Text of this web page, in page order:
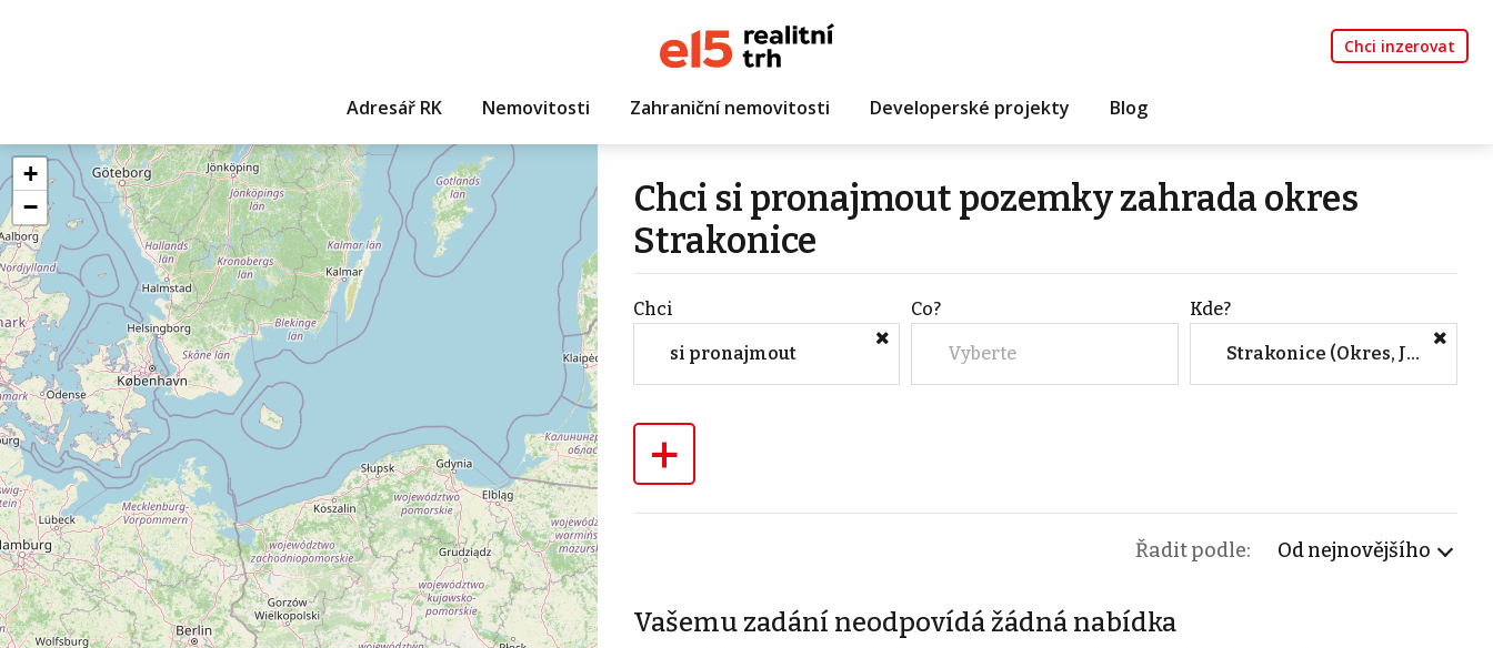
Chci inzerovat
Adresář RK Nemovitosti Zahraniční nemovitosti Developerské projekty Blog
+
−
Chci si pronajmout pozemky zahrada okres
Strakonice
Chci
si pronajmout
Co?
Vyberte
Kde?
Strakonice (Okres, Jihočeský kraj)
+
Řadit podle: Od nejnovějšího
Vašemu zadání neodpovídá žádná nabídka